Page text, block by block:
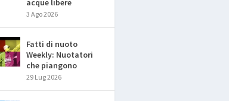
acque libere
3 Ago 2026
Fatti di nuoto
Weekly: Nuotatori
che piangono
29 Lug 2026